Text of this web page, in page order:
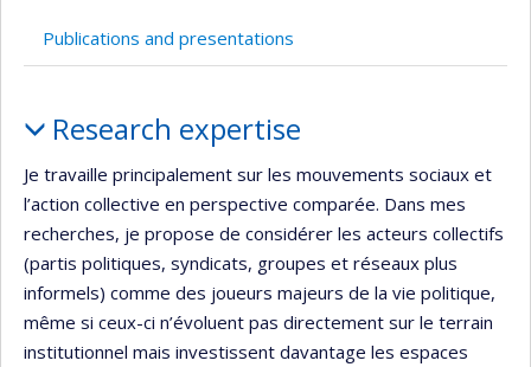
Publications and presentations
Research expertise
Je travaille principalement sur les mouvements sociaux et
l’action collective en perspective comparée. Dans mes
recherches, je propose de considérer les acteurs collectifs
(partis politiques, syndicats, groupes et réseaux plus
informels) comme des joueurs majeurs de la vie politique,
même si ceux-ci n’évoluent pas directement sur le terrain
institutionnel mais investissent davantage les espaces